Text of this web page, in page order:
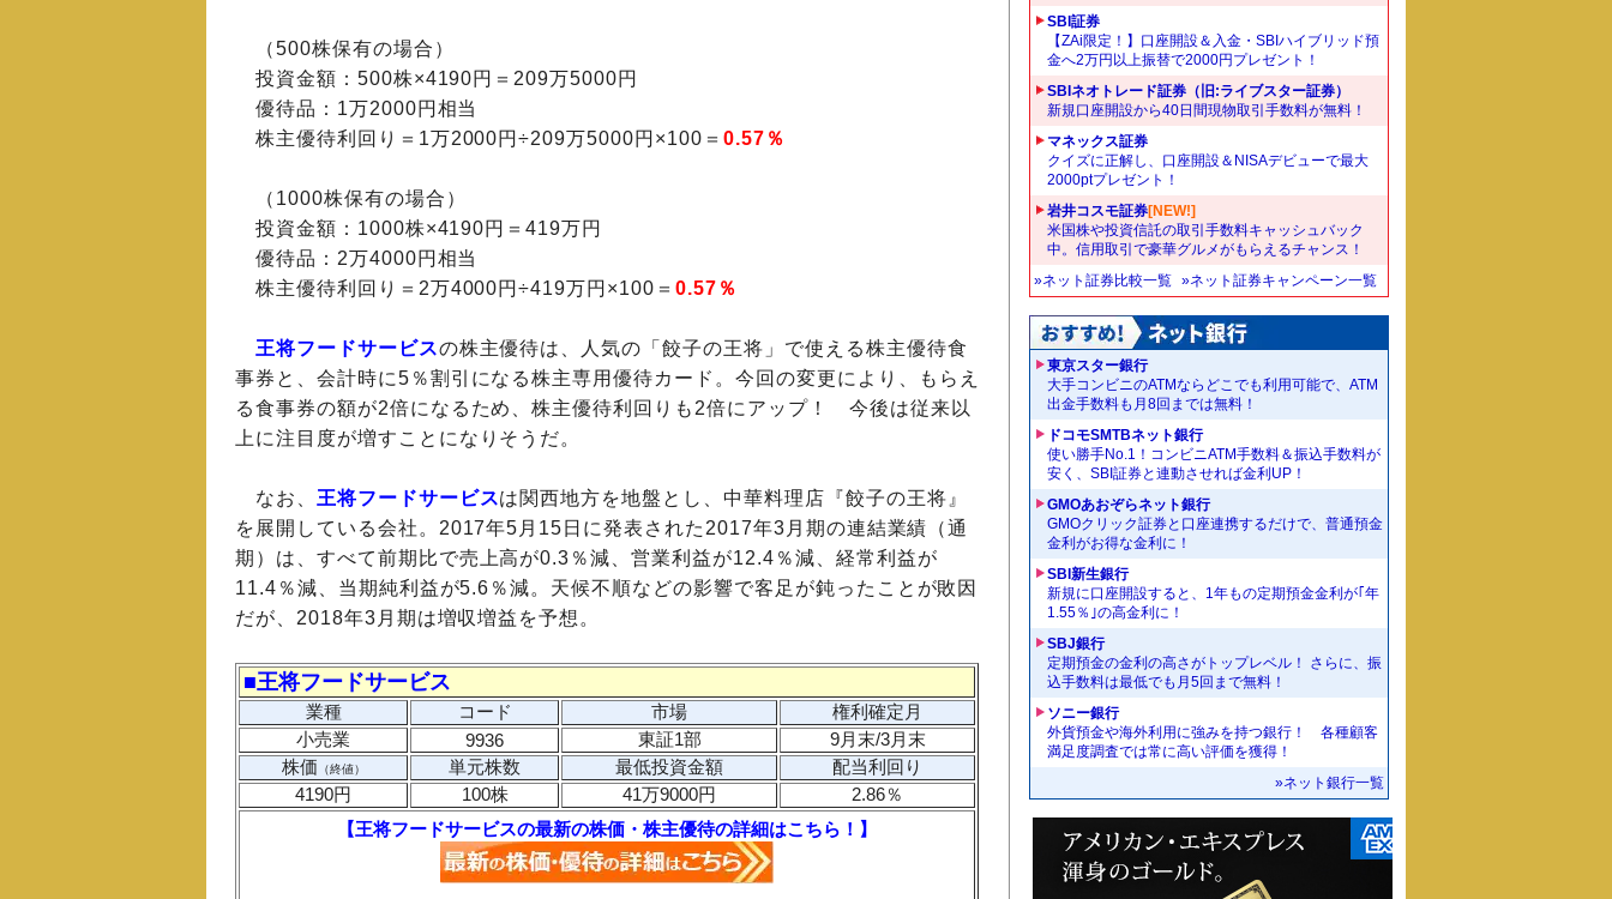
（500株保有の場合）
投資金額：500株×4190円＝209万5000円
優待品：1万2000円相当
株主優待利回り＝1万2000円÷209万5000円×100＝ 0.57％
（1000株保有の場合）
投資金額：1000株×4190円＝419万円
優待品：2万4000円相当
株主優待利回り＝2万4000円÷419万円×100＝ 0.57％
王将フードサービスの株主優待は、人気の「餃子の王将」で使える株主優待食
事券と、会計時に5％割引になる株主専用優待カード。今回の変更により、もらえ
る食事券の額が2倍になるため、株主優待利回りも2倍にアップ！ 今後は従来以
上に注目度が増すことになりそうだ。
なお、 王将フードサービスは関西地方を地盤とし、中華料理店『餃子の王将』
を展開している会社。2017年5月15日に発表された2017年3月期の連結業績（通
期）は、すべて前期比で売上高が0.3％減、営業利益が12.4％減、経常利益が
11.4％減、当期純利益が5.6％減。天候不順などの影響で客足が鈍ったことが敗因
だが、2018年3月期は増収増益を予想。
■王将フードサービス
業種 コード 市場
権利確定月
小売業
9936 東証1部
9月末/3月末
株価 （終値） 単元株数 最低投資金額
配当利回り
4190円
100株 41万9000円
2.86％
【王将フードサービスの最新の株価・株主優待の詳細はこちら！】
SBI証券
【ZAi限定！】口座開設＆入金・SBIハイブリッド預
金へ2万円以上振替で2000円プレゼント！
SBIネオトレード証券（旧:ライブスター証券）
新規口座開設から40日間現物取引手数料が無料！
マネックス証券
クイズに正解し、口座開設＆NISAデビューで最大
2000ptプレゼント！
岩井コスモ証券[NEW!]
米国株や投資信託の取引手数料キャッシュバック
中。信用取引で豪華グルメがもらえるチャンス！
»ネット証券比較一覧 »ネット証券キャンペーン一覧
東京スター銀行
大手コンビニのATMならどこでも利用可能で、ATM
出金手数料も月8回までは無料！
ドコモSMTBネット銀行
使い勝手No.1！コンビニATM手数料＆振込手数料が
安く、SBI証券と連動させれば金利UP！
GMOあおぞらネット銀行
GMOクリック証券と口座連携するだけで、普通預金
金利がお得な金利に！
SBI新生銀行
新規に口座開設すると、1年もの定期預金金利が｢年
1.55％｣の高金利に！
SBJ銀行
定期預金の金利の高さがトップレベル！ さらに、振
込手数料は最低でも月5回まで無料！
ソニー銀行
外貨預金や海外利用に強みを持つ銀行！ 各種顧客
満足度調査では常に高い評価を獲得！
»ネット銀行一覧